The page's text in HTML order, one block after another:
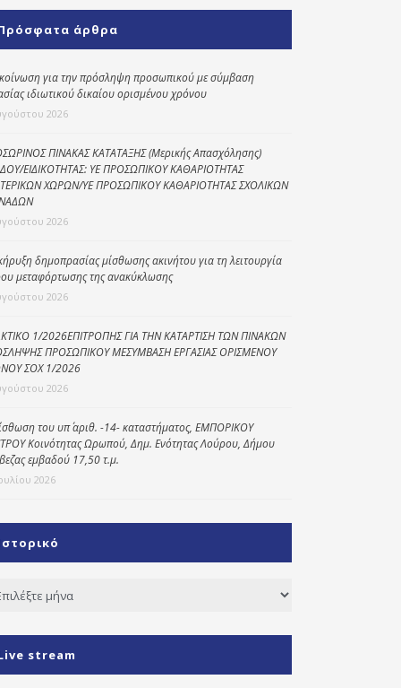
Κοινωνικό
παντοπωλείο
Kοινωνικό
φαρμακείο
Κέντρο Ημερήσιας
Φροντίδας
Ηλικιωμένων
(Κ.Η.Φ.Η.) Πρέβεζας
άρθρα
για την πρόσληψη προσωπικού με σύμβαση
ιδιωτικού δικαίου ορισμένου χρόνου
2026
ΠΙΝΑΚΑΣ ΚΑΤΑΤΑΞΗΣ (Μερικής Απασχόλησης)
ΕΙΔΙΚΟΤΗΤΑΣ: ΥΕ ΠΡΟΣΩΠΙΚΟΥ ΚΑΘΑΡΙΟΤΗΤΑΣ
ΧΩΡΩΝ/ΥΕ ΠΡΟΣΩΠΙΚΟΥ ΚΑΘΑΡΙΟΤΗΤΑΣ ΣΧΟΛΙΚΩΝ
2026
δημοπρασίας μίσθωσης ακινήτου για τη λειτουργία
μεταφόρτωσης της ανακύκλωσης
2026
1/2026ΕΠΙΤΡΟΠΗΣ ΓΙΑ ΤΗΝ ΚΑΤΑΡΤΙΣΗ ΤΩΝ ΠΙΝΑΚΩΝ
ΠΡΟΣΩΠΙΚΟΥ ΜΕΣΥΜΒΑΣΗ ΕΡΓΑΣΙΑΣ ΟΡΙΣΜΕΝΟΥ
ΣΟΧ 1/2026
2026
του υπ΄ αριθ. -14- καταστήματος, ΕΜΠΟΡΙΚΟΥ
Κοινότητας Ωρωπού, Δημ. Ενότητας Λούρου, Δήμου
εμβαδού 17,50 τ.μ.
2026
stream